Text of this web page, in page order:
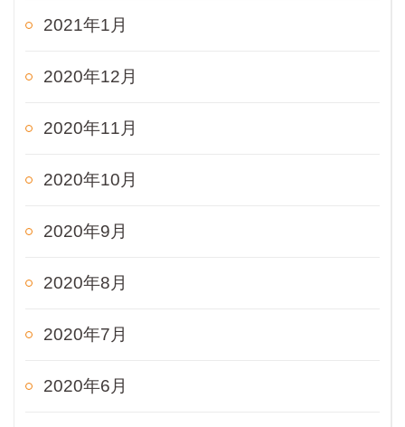
2021年1月
2020年12月
2020年11月
2020年10月
2020年9月
2020年8月
2020年7月
2020年6月